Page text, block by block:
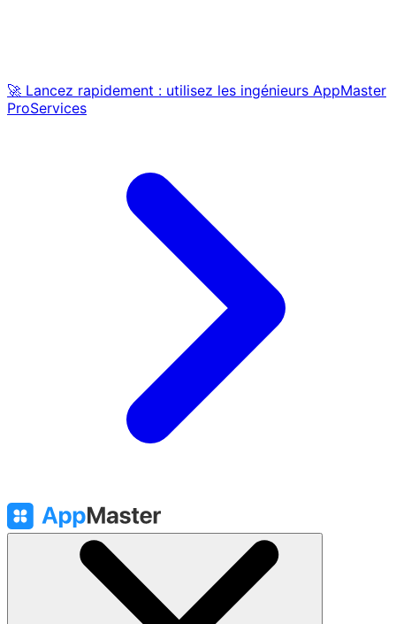
🚀 Lancez rapidement : utilisez les ingénieurs AppMaster
ProServices